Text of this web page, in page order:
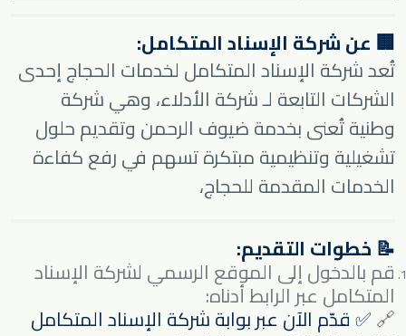
🏢 عن شركة الإسناد المتكامل:
تُعد شركة الإسناد المتكامل لخدمات الحجاج إحدى
الشركات التابعة لـ شركة الأدلاء، وهي شركة
وطنية تُعنى بخدمة ضيوف الرحمن وتقديم حلول
تشغيلية وتنظيمية مبتكرة تسهم في رفع كفاءة
الخدمات المقدمة للحجاج،
📝 خطوات التقديم:
قم بالدخول إلى الموقع الرسمي لشركة الإسناد
المتكامل عبر الرابط أدناه:
🔗
✅قدّم الآن عبر بوابة شركة الإسناد المتكامل